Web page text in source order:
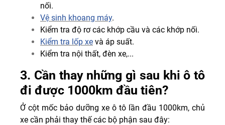
nối.
Vệ sinh khoang máy.
Kiểm tra độ rơ các khớp cầu và các khớp nối.
Kiểm tra lốp xe và áp suất.
Kiểm tra nội thất, đèn xe,...
3. Cần thay những gì sau khi ô tô
đi được 1000km đầu tiên?
Ở cột mốc bảo dưỡng xe ô tô lần đầu 1000km, chủ
xe cần phải thay thế các bộ phận sau đây: